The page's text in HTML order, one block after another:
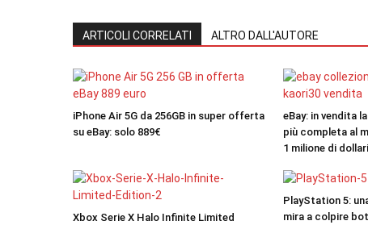
ARTICOLI CORRELATI ALTRO DALL'AUTORE
iPhone Air 5G da 256GB in super offerta
su eBay: solo 889€
eBay: in vendita
più completa al
1 milione di dollari
Xbox Serie X Halo Infinite Limited
PlayStation 5:
mira a colpire